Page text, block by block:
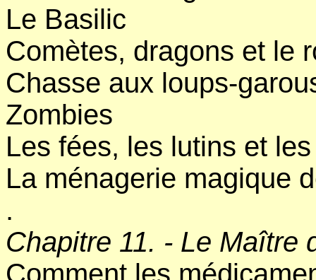
Le Basilic
Comètes, dragons et le
Chasse aux loups-
Zombies
Les fées, les lutins et
La ménagerie magique
.
Chapitre 11. - Le Maître
Comment les